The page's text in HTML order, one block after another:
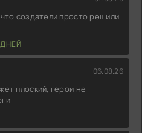
создатели просто решили
06.08.26
плоский, герои не